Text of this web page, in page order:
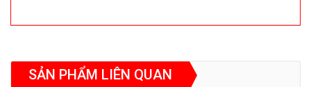
SẢN PHẨM LIÊN QUAN